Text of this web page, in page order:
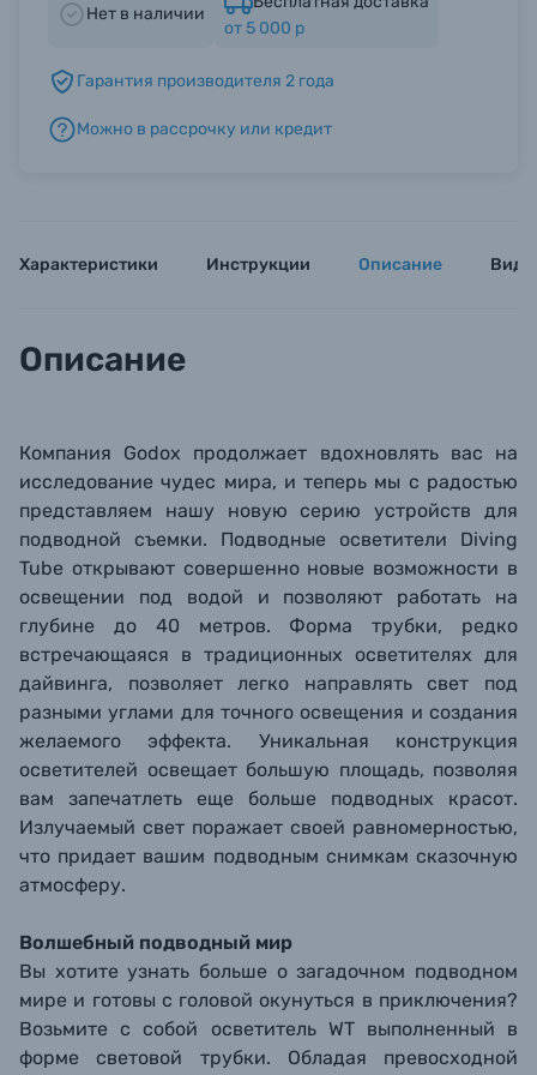
Б/У фототехника (Комиссионные товары)
Уценённые товары
Нет в наличии
от 5 000 р
Гарантия производителя 2 года
Можно в рассрочку или кредит
Характеристики Инструкции Описание
Описание
Компания Godox продолжает вдохновлять вас на
исследование чудес мира, и теперь мы с радостью
представляем нашу новую серию устройств для
подводной съемки. Подводные осветители Diving
Tube открывают совершенно новые возможности в
освещении под водой и позволяют работать на
глубине до 40 метров. Форма трубки, редко
встречающаяся в традиционных осветителях для
дайвинга, позволяет легко направлять свет под
разными углами для точного освещения и создания
желаемого эффекта. Уникальная конструкция
осветителей освещает большую площадь, позволяя
вам запечатлеть еще больше подводных красот.
Излучаемый свет поражает своей равномерностью,
что придает вашим подводным снимкам сказочную
атмосферу.
Волшебный подводный мир
Вы хотите узнать больше о загадочном подводном
мире и готовы с головой окунуться в приключения?
Возьмите с собой осветитель WT выполненный в
форме световой трубки. Обладая превосходной